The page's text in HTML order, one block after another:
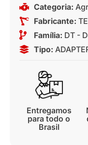
Categoria:
Fabricante:
Família: DT -
Tipo:
Entregamos
para todo o
Brasil